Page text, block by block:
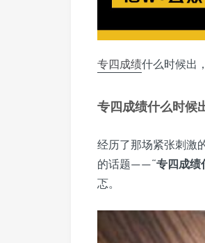
专四成绩什么时候出
专四成绩什么时候
经历了那场紧张刺激
的话题——“专四成绩
忑。